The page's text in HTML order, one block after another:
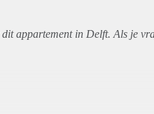
ditappartementin Delft. Als je